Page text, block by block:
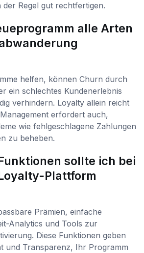
Regel gut rechtfertigen.
alle Arten
helfen, können Churn durch
ein schlechtes Kundenerlebnis
verhindern. Loyalty allein reicht
erfordert auch,
wie fehlgeschlagene Zahlungen
zu beheben.
sollte ich bei
Plattform
Prämien, einfache
Analytics und Tools zur
Diese Funktionen geben
und Transparenz, Ihr Programm